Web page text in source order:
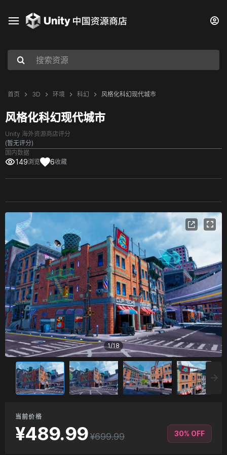
首页 3D 环境 科幻 风格化科幻现代城市
风格化科幻现代城市
Unity 海外资源商店评分
(暂无评分)
国内数据
149浏览 6收藏
1/18
当前价格
¥489.99¥699.99 30% OFF